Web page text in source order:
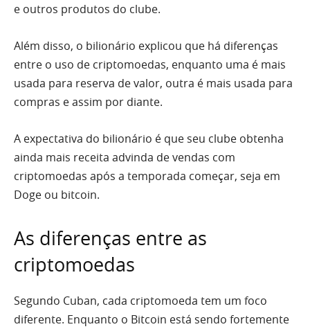
e outros produtos do clube.
Além disso, o bilionário explicou que há diferenças
entre o uso de criptomoedas, enquanto uma é mais
usada para reserva de valor, outra é mais usada para
compras e assim por diante.
A expectativa do bilionário é que seu clube obtenha
ainda mais receita advinda de vendas com
criptomoedas após a temporada começar, seja em
Doge ou bitcoin.
As diferenças entre as
criptomoedas
Segundo Cuban, cada criptomoeda tem um foco
diferente. Enquanto o Bitcoin está sendo fortemente